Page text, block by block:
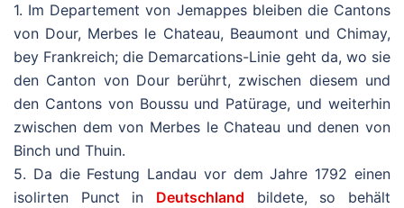
1. Im Departement von Jemappes bleiben die Cantons
von Dour, Merbes le Chateau, Beaumont und Chimay,
bey Frankreich; die Demarcations-Linie geht da, wo sie
den Canton von Dour berührt, zwischen diesem und
den Cantons von Boussu und Patürage, und weiterhin
zwischen dem von Merbes le Chateau und denen von
Binch und Thuin.
5. Da die Festung Landau vor dem Jahre 1792 einen
isolirten Punct in Deutschland bildete, so behält